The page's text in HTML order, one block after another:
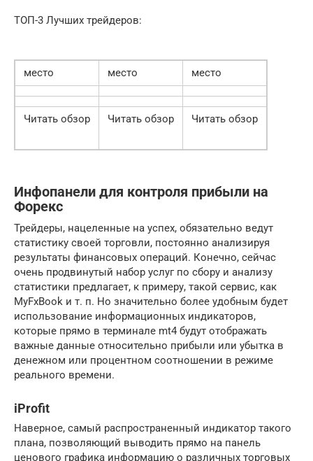
ТОП-3 Лучших трейдеров:
место место место
Читать обзор Читать обзор Читать обзор
Инфопанели для контроля прибыли на
Форекс
Трейдеры, нацеленные на успех, обязательно ведут
статистику своей торговли, постоянно анализируя
результаты финансовых операций. Конечно, сейчас
очень продвинутый набор услуг по сбору и анализу
статистики предлагает, к примеру, такой сервис, как
MyFxBook и т. п. Но значительно более удобным будет
использование информационных индикаторов,
которые прямо в терминале mt4 будут отображать
важные данные относительно прибыли или убытка в
денежном или процентном соотношении в режиме
реального времени.
iProfit
Наверное, самый распространенный индикатор такого
плана, позволяющий выводить прямо на панель
ценового графика информацию о различных торговых